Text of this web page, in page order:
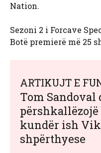
Nation.
Sezoni 2 i Forcave
Botë premierë më 25
ARTIKUJT E
Tom Sandoval
kundër ish
shpërthyese